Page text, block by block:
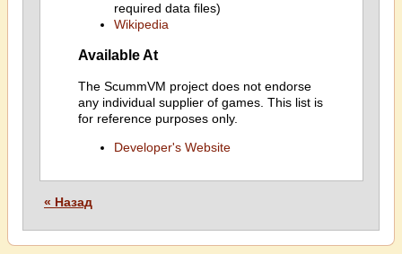
required data files)
Wikipedia
Available At
The ScummVM project does not endorse
any individual supplier of games. This list is
for reference purposes only.
Developer's Website
« Назад